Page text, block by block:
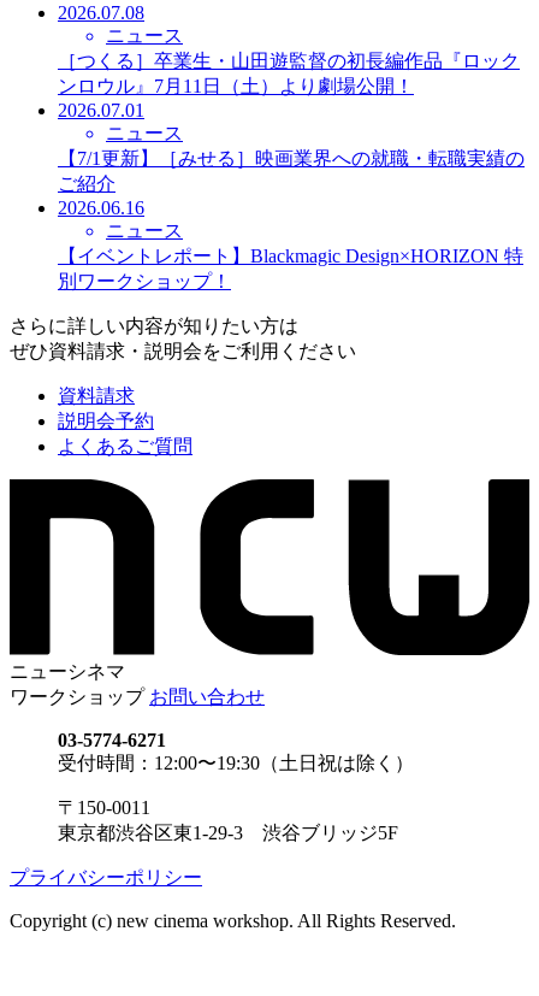
2026.07.08
ニュース
［つくる］卒業生・山田遊監督の初長編作品『ロック
ンロウル』7月11日（土）より劇場公開！
2026.07.01
ニュース
【7/1更新】［みせる］映画業界への就職・転職実績の
ご紹介
2026.06.16
ニュース
【イベントレポート】Blackmagic Design×HORIZON 特
別ワークショップ！
さらに詳しい内容が知りたい方は
ぜひ資料請求・説明会をご利用ください
資料請求
説明会予約
よくあるご質問
ニューシネマ
ワークショップ お問い合わせ
03-5774-6271
受付時間：12:00〜19:30（土日祝は除く）
〒150-0011
東京都渋谷区東1-29-3 渋谷ブリッジ5F
プライバシーポリシー
Copyright (c) new cinema workshop. All Rights Reserved.